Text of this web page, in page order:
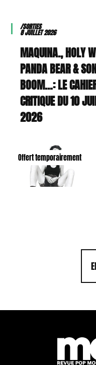
/SORTIES
8 JUILLET 2026
MAQUINA., HOLY
PANDA BEAR &
BOOM…: LE
CRITIQUE DU 10
2026
Offert temporairement